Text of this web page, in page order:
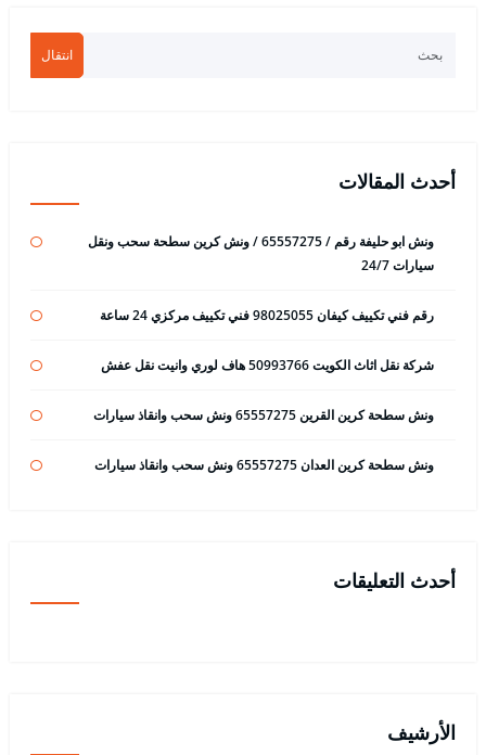
انتقال
أحدث المقالات
ونش ابو حليفة رقم / 65557275 / ونش كرين سطحة سحب ونقل
سيارات 24/7
رقم فني تكييف كيفان 98025055 فني تكييف مركزي 24 ساعة
شركة نقل اثاث الكويت 50993766 هاف لوري وانيت نقل عفش
ونش سطحة كرين القرين 65557275 ونش سحب وانقاذ سيارات
ونش سطحة كرين العدان 65557275 ونش سحب وانقاذ سيارات
أحدث التعليقات
الأرشيف